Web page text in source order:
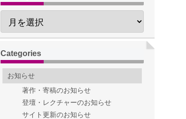
Categories
お知らせ
著作・寄稿のお知らせ
登壇・レクチャーのお知らせ
サイト更新のお知らせ